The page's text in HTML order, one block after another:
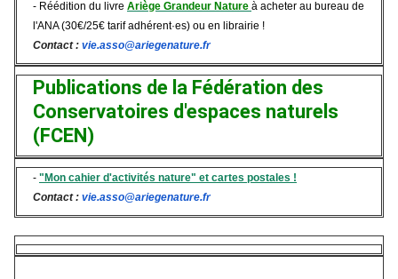
- Réédition du livre Ariège Grandeur Nature à acheter au bureau de
l'ANA (30€/25€ tarif adhérent·es) ou en librairie !
Contact : vie.asso@ariegenature.fr
Publications de la Fédération des
Conservatoires d'espaces naturels
(FCEN)
- "Mon cahier d'activités nature" et cartes postales !
Contact : vie.asso@ariegenature.fr